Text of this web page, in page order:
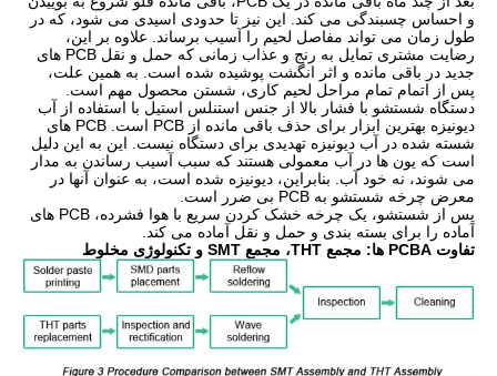
و احساس چسبندگی می کند. این نیز تا حدودی اسیدی می شود، که در
طول زمان می تواند مفاصل لحیم را آسیب برساند. علاوه بر این،
رضایت مشتری تمایل به رنج و عذاب زمانی که حمل و نقل PCB های
جدید در باقی مانده و اثر انگشت پوشیده شده است. به همین علت،
پس از اتمام تمام مراحل لحیم کاری، شستن محصول مهم است.
دستگاه شستشو با فشار بالا از جنس استنلس استیل با استفاده از آب
دیونیزه بهترین ابزار برای حذف باقی مانده از PCB است. PCB های
شسته شده در آب دیونیزه تهدیدی برای دستگاه نیست. این به این دلیل
است که یون ها در آب معمولی هستند که سبب آسیب رساندن به مدار
می شوند، نه خود آب. بنابراین، دیونیزه شده است، به عنوان آنها در
معرض چرخه شستشو به PCB بی ضرر است.
پس از شستشو، یک چرخه خشک کردن سریع با هوا فشرده، PCB های
آماده را برای بسته بندی و حمل و نقل آماده می کند.
تفاوت PCBA ها: مجمع THT، مجمع SMT و تکنولوژی مخلوط